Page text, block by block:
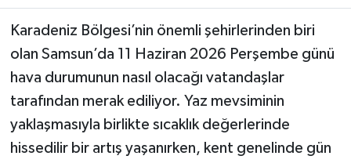
Karadeniz Bölgesi’nin önemli şehirlerinden biri
olan Samsun’da 11 Haziran 2026 Perşembe günü
hava durumunun nasıl olacağı vatandaşlar
tarafından merak ediliyor. Yaz mevsiminin
yaklaşmasıyla birlikte sıcaklık değerlerinde
hissedilir bir artış yaşanırken, kent genelinde gün